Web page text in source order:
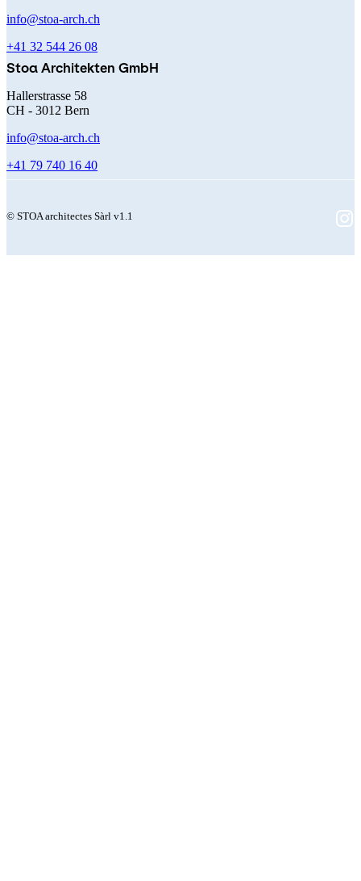
info@stoa-arch.ch
+41 32 544 26 08
Stoa Architekten GmbH
Hallerstrasse 58
CH - 3012 Bern
info@stoa-arch.ch
+41 79 740 16 40
© STOA architectes Sàrl v1.1